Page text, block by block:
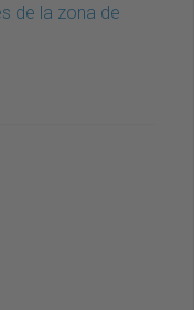
de la zona de